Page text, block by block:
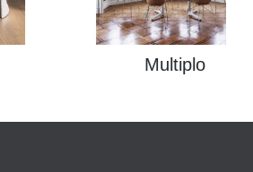
Multiplo